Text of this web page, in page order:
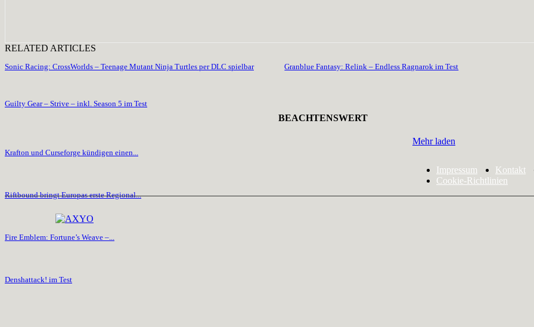
RELATED ARTICLES
Sonic Racing: CrossWorlds – Teenage Mutant Ninja Turtles per DLC spielbar Granblue Fantasy: Relink – Endless Ragnarok im Test
Guilty Gear – Strive – inkl. Season 5 im Test
BEACHTENSWERT
Krafton und Curseforge kündigen einen...
Riftbound bringt Europas erste Regional...
Fire Emblem: Fortune’s Weave –...
Denshattack! im Test
Mehr laden
Impressum Kontakt
Cookie-Richtlinien